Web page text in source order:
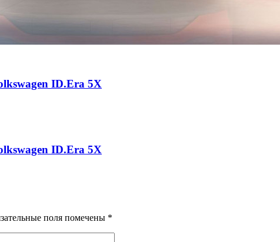
ID.Era 5X
ID.Era 5X
поля помечены *